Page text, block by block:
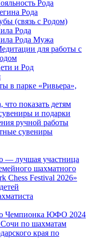
Рода
Рода
(связь с Родом)
Рода
Рода Мужа
для работы с
и Род
в парке «Ривьера»,
что показать детям
и подарки
ручной работы
сувениры
— лучшая участница
шахматного
Chess Festival 2026»
Чемпионка ЮФО 2024
по шахматам
края по